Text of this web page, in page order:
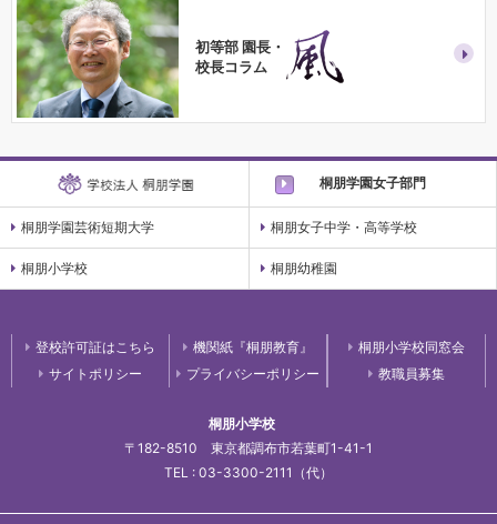
初等部 園長・
校長コラム
桐朋学園女子部門
桐朋学園芸術短期大学 桐朋女子中学・高等学校
桐朋小学校 桐朋幼稚園
桐朋小学校
〒182-8510 東京都調布市若葉町1-41-1
TEL : 03-3300-2111（代）
登校許可証はこちら 機関紙『桐朋教育』
桐朋小学校同窓会
サイトポリシー
プライバシーポリシー 教職員募集